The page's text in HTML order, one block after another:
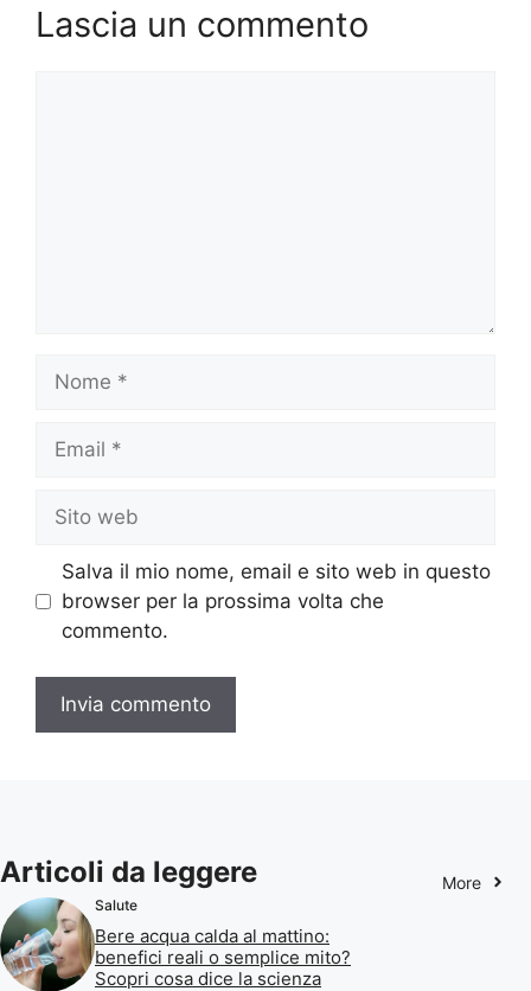
Lascia un commento
Nome
Email
Sito
web
Salva il mio nome, email e sito web in questo
browser per la prossima volta che
commento.
Articoli da leggere More
Salute
Bere acqua calda al mattino:
benefici reali o semplice mito?
Scopri cosa dice la scienza